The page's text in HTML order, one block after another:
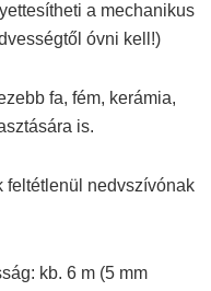
a mechanikus
óvni kell!)
fa, fém, kerámia,
is.
feltétlenül nedvszívónak
kb. 6 m (5 mm